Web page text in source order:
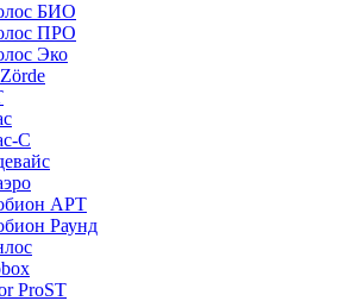
БИО
ПРО
Эко
С
АРТ
Раунд
ProST